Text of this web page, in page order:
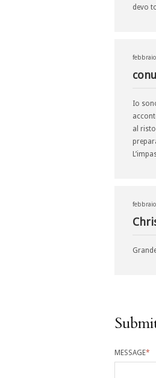
devo
Io
al
MESSAGE*